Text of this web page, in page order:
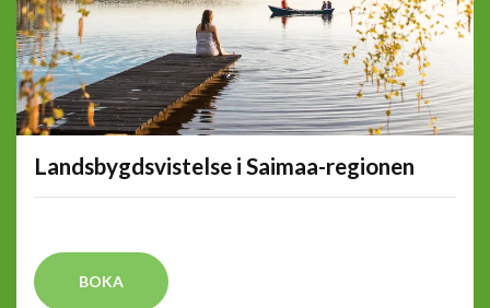
Landsbygdsvistelse i Saimaa-regionen
BOKA